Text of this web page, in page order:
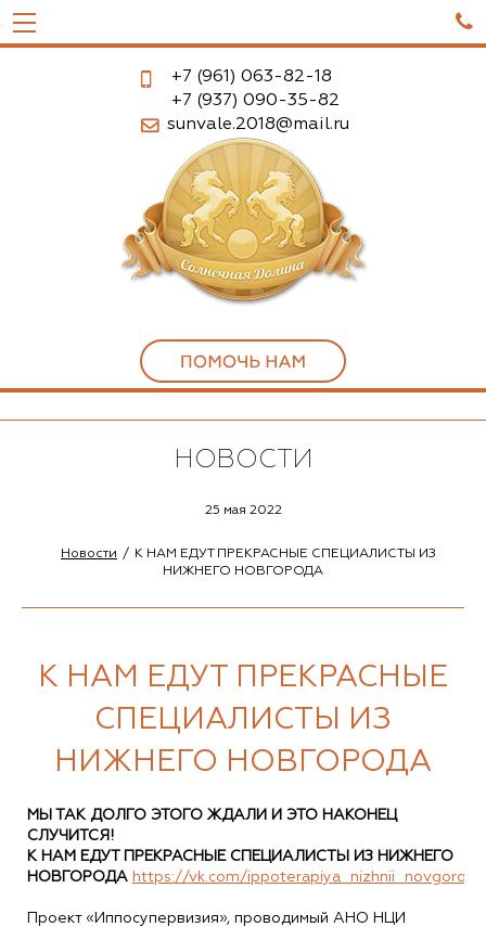

+7 (961) 063-82-18
+7 (937) 090-35-82
sunvale.2018@mail.ru
НОВОСТИ
25 мая 2022
Новости
К НАМ ЕДУТ ПРЕКРАСНЫЕ СПЕЦИАЛИСТЫ ИЗ
НИЖНЕГО НОВГОРОДА
К НАМ ЕДУТ ПРЕКРАСНЫЕ
СПЕЦИАЛИСТЫ ИЗ
НИЖНЕГО НОВГОРОДА
МЫ ТАК ДОЛГО ЭТОГО ЖДАЛИ И ЭТО НАКОНЕЦ
СЛУЧИТСЯ!
К НАМ ЕДУТ ПРЕКРАСНЫЕ СПЕЦИАЛИСТЫ ИЗ НИЖНЕГО
НОВГОРОДА https://vk.com/ippoterapiya_nizhnii_novgorod
Проект «Иппосупервизия», проводимый АНО НЦИ